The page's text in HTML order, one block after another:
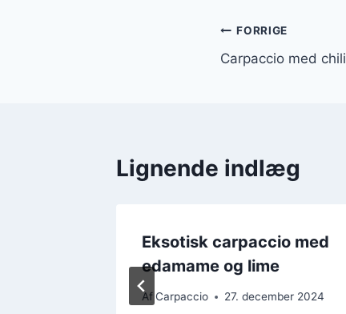
FORRIGE
Carpaccio med
Lignende indlæg
Eksotisk carpaccio med
edamame og lime
AfCarpaccio 27. december 2024